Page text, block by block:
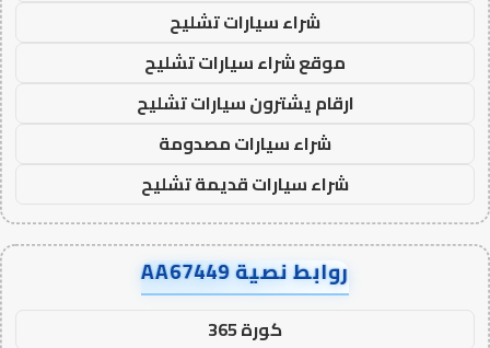
شراء سيارات تشليح
موقع شراء سيارات تشليح
ارقام يشترون سيارات تشليح
شراء سيارات مصدومة
شراء سيارات قديمة تشليح
روابط نصية AA67449
كورة 365